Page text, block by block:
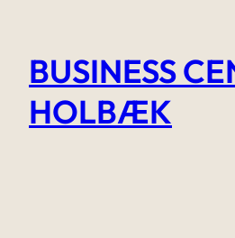
contentBUSINESS
HOLBÆK